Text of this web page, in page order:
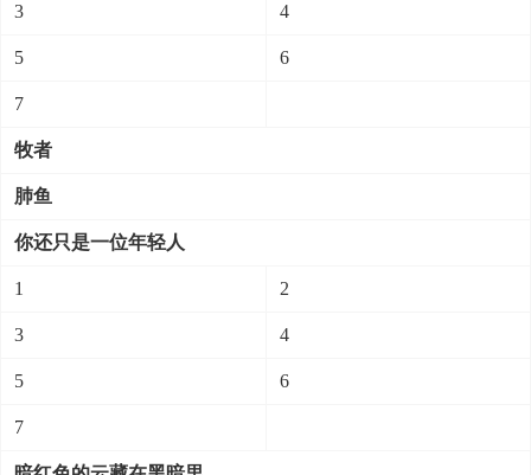
3 4
5 6
7
牧者
肺鱼
你还只是一位年轻人
1 2
3 4
5 6
7